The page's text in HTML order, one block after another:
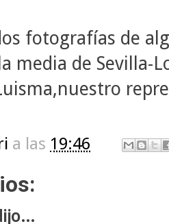
fotografías de
media de Sevilla-
a las 19:46